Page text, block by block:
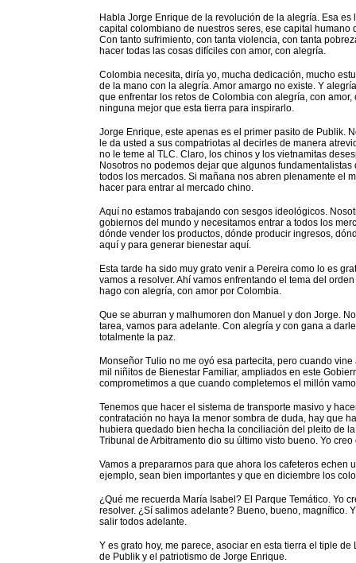
Habla Jorge Enrique de la revolución de la alegría. Esa
capital colombiano de nuestros seres, ese capital
Con tanto sufrimiento, con tanta violencia, con tanta
hacer todas las cosas difíciles con amor, con alegría.
Colombia necesita, diría yo, mucha dedicación, mucho
de la mano con la alegría. Amor amargo no existe. Y
que enfrentar los retos de Colombia con alegría, con
ninguna mejor que esta tierra para inspirarlo.
Jorge Enrique, este apenas es el primer pasito de Publik.
le da usted a sus compatriotas al decirles de manera
no le teme al TLC. Claro, los chinos y los vietnamitas
Nosotros no podemos dejar que algunos
todos los mercados. Si mañana nos abren plenamente el
hacer para entrar al mercado chino.
Aquí no estamos trabajando con sesgos ideológicos.
gobiernos del mundo y necesitamos entrar a todos los
dónde vender los productos, dónde producir ingresos,
aquí y para generar bienestar aquí.
Esta tarde ha sido muy grato venir a Pereira como lo es
vamos a resolver. Ahí vamos enfrentando el tema del
hago con alegría, con amor por Colombia.
Que se aburran y malhumoren don Manuel y don Jorge.
tarea, vamos para adelante. Con alegría y con gana a
totalmente la paz.
Monseñor Tulio no me oyó esa partecita, pero cuando
mil niñitos de Bienestar Familiar, ampliados en este
comprometimos a que cuando completemos el millón
Tenemos que hacer el sistema de transporte masivo y
contratación no haya la menor sombra de duda, hay que
hubiera quedado bien hecha la conciliación del pleito de
Tribunal de Arbitramento dio su último visto bueno. Yo
Vamos a prepararnos para que ahora los cafeteros
ejemplo, sean bien importantes y que en diciembre los
¿Qué me recuerda María Isabel? El Parque Temático. Yo
resolver. ¿Sí salimos adelante? Bueno, bueno, magnífico.
salir todos adelante.
Y es grato hoy, me parece, asociar en esta tierra el tiple
de Publik y el patriotismo de Jorge Enrique.